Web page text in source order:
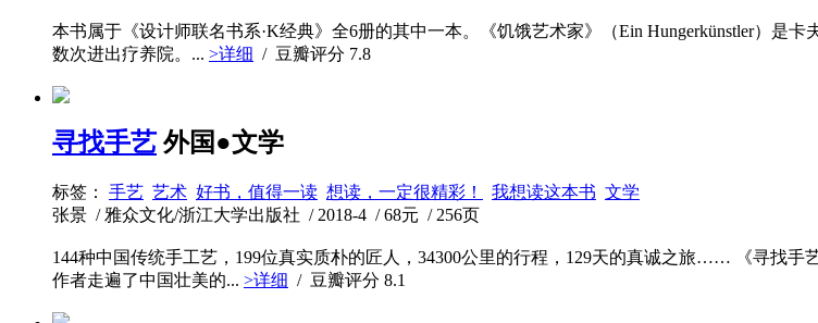
本书属于《设计师联名书系·K经典》全6册的其中一本。《饥饿艺术家》（Ein Hungerkünstler）是
数次进出疗养院。... >详细 / 豆瓣评分 7.8
寻找手艺 外国●文学
标签： 手艺 艺术 好书，值得一读 想读，一定很精彩！ 我想读这本书 文学
张景 / 雅众文化/浙江大学出版社 / 2018-4 / 68元 / 256页
144种中国传统手工艺，199位真实质朴的匠人，34300公里的行程，129天的真诚之旅…… 《寻找手
作者走遍了中国壮美的... >详细 / 豆瓣评分 8.1